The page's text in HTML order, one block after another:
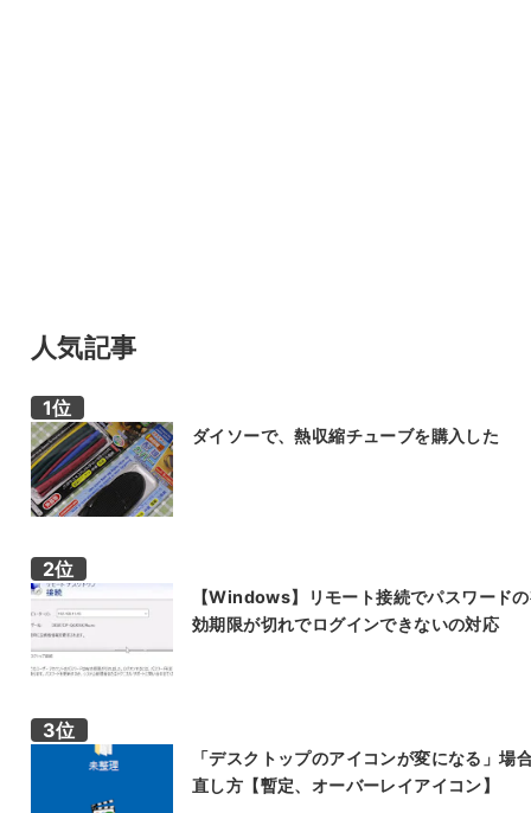
人気記事
ダイソーで、熱収縮チューブを購入した
【Windows】リモート接続でパスワード
効期限が切れでログインできないの対応
「デスクトップのアイコンが変になる」場
直し方【暫定、オーバーレイアイコン】